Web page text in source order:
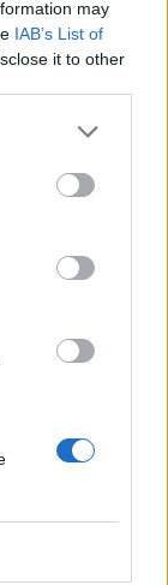
may
IAB’s List of
it to other
και ξανά,
πρόβλημα
προσοχή
βρει
μια λύση
σας με
τη
μας,